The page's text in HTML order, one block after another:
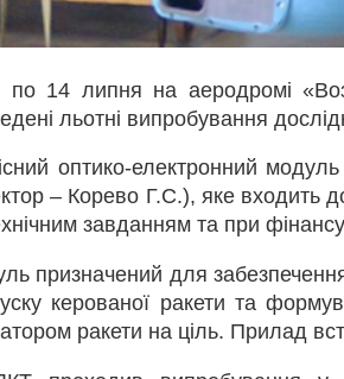
14 липня на аеродромі
льотні випробування
оптико-електронний
– Корево Г.С.), яке входить
завданням та при
призначений для
керованої ракети та
ракети на ціль. Прилад